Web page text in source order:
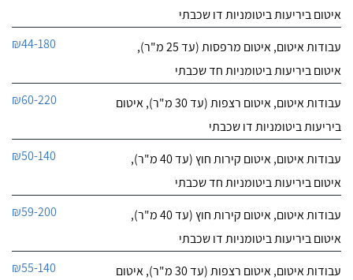
איטום ביריעות ביטומניות דו שכבתי
עבודות איטום, איטום מרפסות (עד 25 מ"ר),
איטום ביריעות ביטומניות חד שכבתי
₪44-180
עבודות איטום, איטום רצפות (עד 30 מ"ר), איטום
ביריעות ביטומניות דו שכבתי
₪60-220
עבודות איטום, איטום קירות חוץ (עד 40 מ"ר),
איטום ביריעות ביטומניות חד שכבתי
₪50-140
עבודות איטום, איטום קירות חוץ (עד 40 מ"ר),
איטום ביריעות ביטומניות דו שכבתי
₪59-200
עבודות איטום, איטום רצפות (עד 30 מ"ר), איטום
₪55-140